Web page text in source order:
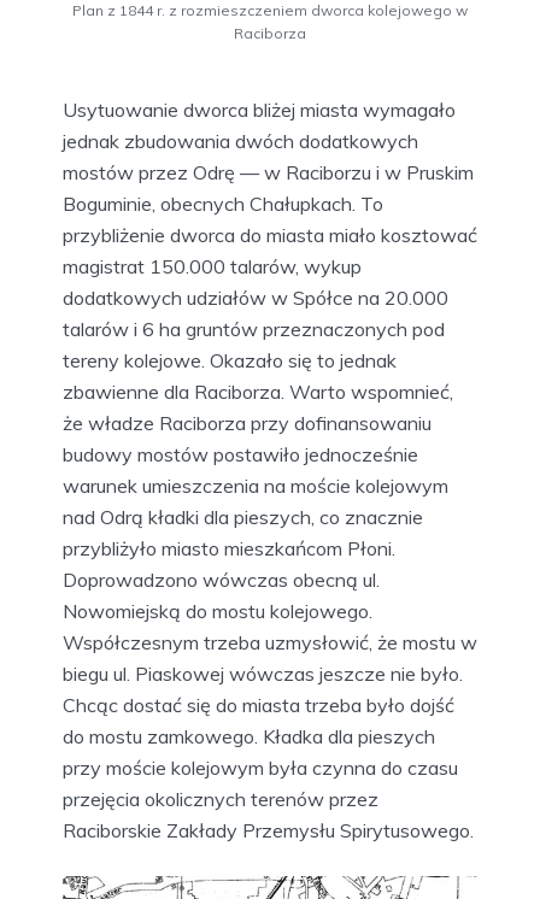
Plan z 1844 r. z rozmieszczeniem dworca kolejowego w
Raciborza
Usytuowanie dworca bliżej miasta wymagało
jednak zbudowania dwóch dodatkowych
mostów przez Odrę — w Raciborzu i w Pruskim
Boguminie, obecnych Chałupkach. To
przybliżenie dworca do miasta miało kosztować
magistrat 150.000 talarów, wykup
dodatkowych udziałów w Spółce na 20.000
talarów i 6 ha gruntów przeznaczonych pod
tereny kolejowe. Okazało się to jednak
zbawienne dla Raciborza. Warto wspomnieć,
że władze Raciborza przy dofinansowaniu
budowy mostów postawiło jednocześnie
warunek umieszczenia na moście kolejowym
nad Odrą kładki dla pieszych, co znacznie
przybliżyło miasto mieszkańcom Płoni.
Doprowadzono wówczas obecną ul.
Nowomiejską do mostu kolejowego.
Współczesnym trzeba uzmysłowić, że mostu w
biegu ul. Piaskowej wówczas jeszcze nie było.
Chcąc dostać się do miasta trzeba było dojść
do mostu zamkowego. Kładka dla pieszych
przy moście kolejowym była czynna do czasu
przejęcia okolicznych terenów przez
Raciborskie Zakłady Przemysłu Spirytusowego.